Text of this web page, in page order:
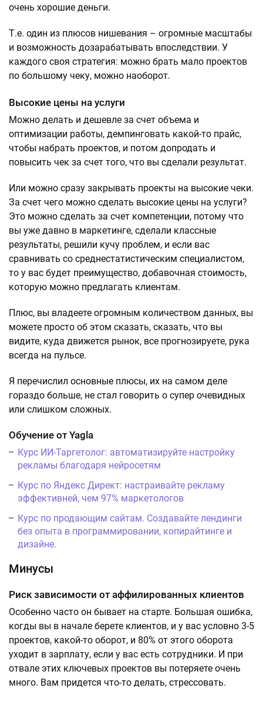
очень хорошие деньги.
Т.е. один из плюсов нишевания – огромные масштабы
и возможность дозарабатывать впоследствии. У
каждого своя стратегия: можно брать мало проектов
по большому чеку, можно наоборот.
Высокие цены на услуги
Можно делать и дешевле за счет объема и
оптимизации работы, демпинговать какой-то прайс,
чтобы набрать проектов, и потом допродать и
повысить чек за счет того, что вы сделали результат.
Или можно сразу закрывать проекты на высокие чеки.
За счет чего можно сделать высокие цены на услуги?
Это можно сделать за счет компетенции, потому что
вы уже давно в маркетинге, сделали классные
результаты, решили кучу проблем, и если вас
сравнивать со среднестатистическим специалистом,
то у вас будет преимущество, добавочная стоимость,
которую можно предлагать клиентам.
Плюс, вы владеете огромным количеством данных, вы
можете просто об этом сказать, сказать, что вы
видите, куда движется рынок, все прогнозируете, рука
всегда на пульсе.
Я перечислил основные плюсы, их на самом деле
гораздо больше, не стал говорить о супер очевидных
или слишком сложных.
Обучение от Yagla
Курс ИИ-Таргетолог: автоматизируйте настройку
рекламы благодаря нейросетям
Курс по Яндекс Директ: настраивайте рекламу
эффективней, чем 97% маркетологов
Курс по продающим сайтам. Создавайте лендинги
без опыта в программировании, копирайтинге и
дизайне.
Минусы
Риск зависимости от аффилированных клиентов
Особенно часто он бывает на старте. Большая ошибка,
когды вы в начале берете клиентов, и у вас условно 3-5
проектов, какой-то оборот, и 80% от этого оборота
уходит в зарплату, если у вас есть сотрудники. И при
отвале этих ключевых проектов вы потеряете очень
много. Вам придется что-то делать, стрессовать.